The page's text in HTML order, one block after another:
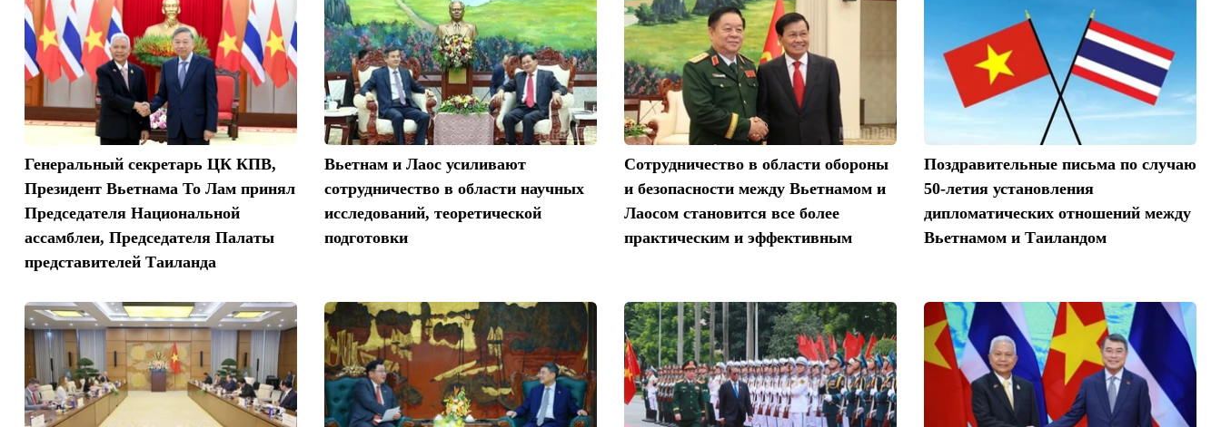
Генеральный секретарь ЦК КПВ,
Президент Вьетнама То Лам принял
Председателя Национальной
ассамблеи, Председателя Палаты
представителей Таиланда
Вьетнам и Лаос усиливают
сотрудничество в области научных
исследований, теоретической
подготовки
Сотрудничество в области обороны
и безопасности между Вьетнамом и
Лаосом становится все более
практическим и эффективным
Поздравительные письма по случаю
50-летия установления
дипломатических отношений между
Вьетнамом и Таиландом